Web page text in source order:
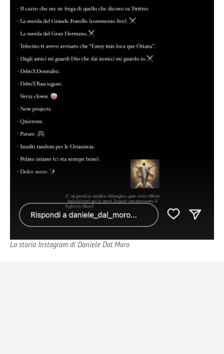
La storia Instagram di Daniele Dal Moro